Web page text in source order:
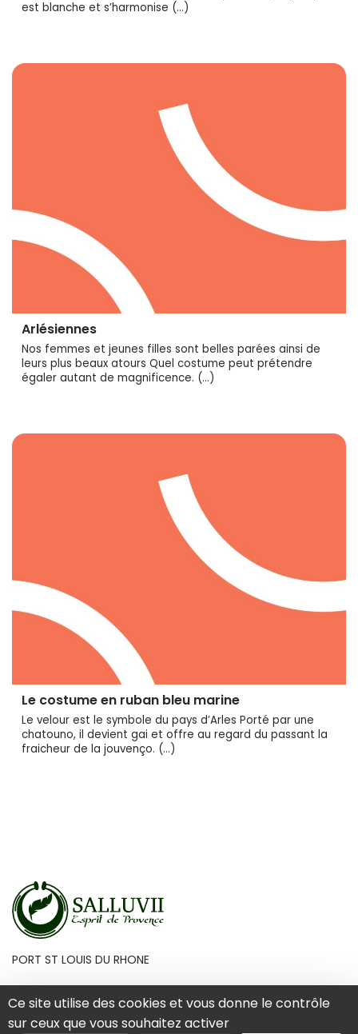
Ce site utilise des cookies et vous donne le contrôle
sur ceux que vous souhaitez activer
est blanche et s’harmonise (…)
Arlésiennes
Nos femmes et jeunes filles sont belles parées ainsi de
leurs plus beaux atours Quel costume peut prétendre
égaler autant de magnificence. (…)
Le costume en ruban bleu marine
Le velour est le symbole du pays d’Arles Porté par une
chatouno, il devient gai et offre au regard du passant la
fraicheur de la jouvenço. (…)
PORT ST LOUIS DU RHONE